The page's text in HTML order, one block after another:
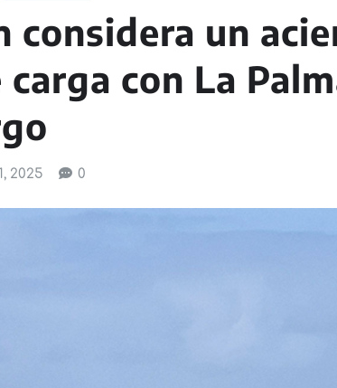
considera un
con La
2025 0